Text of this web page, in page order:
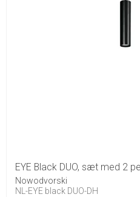
EYE Black DUO, sæt med 2
Nowodvorski
NL-EYE black DUO-DH